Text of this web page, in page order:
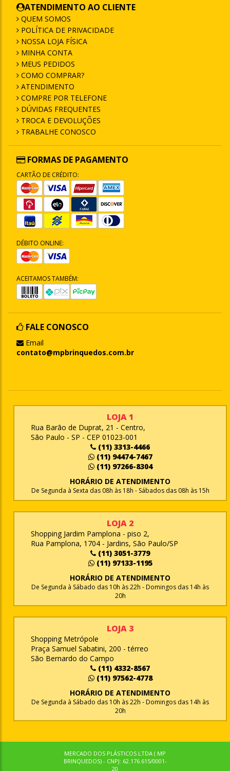
ATENDIMENTO AO CLIENTE
QUEM SOMOS
POLÍTICA DE PRIVACIDADE
NOSSA LOJA FÍSICA
MINHA CONTA
MEUS PEDIDOS
COMO COMPRAR?
ATENDIMENTO
COMPRE POR TELEFONE
DÚVIDAS FREQUENTES
TROCA E DEVOLUÇÕES
TRABALHE CONOSCO
FORMAS DE PAGAMENTO
CARTÃO DE CRÉDITO:
DÉBITO ONLINE:
ACEITAMOS TAMBÉM:
FALE CONOSCO
Email
contato@mpbrinquedos.com.br
LOJA 1
Rua Barão de Duprat, 21 - Centro,
São Paulo - SP - CEP 01023-001
(11) 3313-4466
(11) 94474-7467
(11) 97266-8304
HORÁRIO DE ATENDIMENTO
De Segunda à Sexta das 08h às 18h - Sábados das 08h às 15h
LOJA 2
Shopping Jardim Pamplona - piso 2,
Rua Pamplona, 1704 - Jardins, São Paulo/SP
(11) 3051-3779
(11) 97133-1195
HORÁRIO DE ATENDIMENTO
De Segunda à Sábado das 10h às 22h - Domingos das 14h às
20h
LOJA 3
Shopping Metrópole
Praça Samuel Sabatini, 200 - térreo
São Bernardo do Campo
(11) 4332-8567
(11) 97562-4778
HORÁRIO DE ATENDIMENTO
De Segunda à Sábado das 10h às 22h - Domingos das 14h às
20h
MERCADO DOS PLÁSTICOS LTDA ( MP
BRINQUEDOS) - CNPJ: 62.176.615/0001-
20